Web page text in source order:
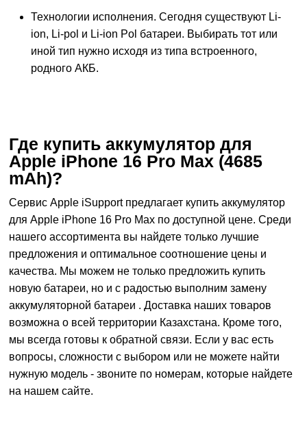
Технологии исполнения. Сегодня существуют Li-
ion, Li-pol и Li-ion Pol батареи. Выбирать тот или
иной тип нужно исходя из типа встроенного,
родного АКБ.
Где купить аккумулятор для
Apple iPhone 16 Pro Max (4685
mAh)?
Сервис Apple iSupportпредлагает купить аккумулятор
для Apple iPhone 16 Pro Max по доступной цене. Среди
нашего ассортимента вы найдете только лучшие
предложения и оптимальное соотношение цены и
качества. Мы можем не только предложить купить
новую батареи, но и с радостью выполним замену
аккумуляторной батареи . Доставка наших товаров
возможна о всей территории Казахстана. Кроме того,
мы всегда готовы к обратной связи. Если у вас есть
вопросы, сложности с выбором или не можете найти
нужную модель - звоните по номерам, которые найдете
на нашем сайте.